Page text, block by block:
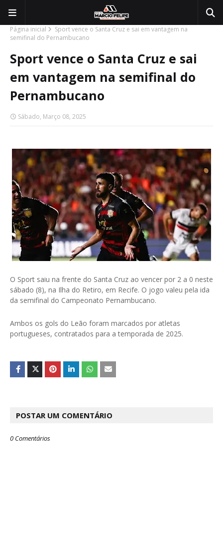
Página inicial
Sport vence o Santa Cruz e sai em vantagem na
semifinal do Pernambucano
Sport vence o Santa Cruz e sai
em vantagem na semifinal do
Pernambucano
Sábado, Março 08, 2025
O Sport saiu na frente do Santa Cruz ao vencer por 2 a 0 neste
sábado (8), na Ilha do Retiro, em Recife. O jogo valeu pela ida
da semifinal do Campeonato Pernambucano.
Ambos os gols do Leão foram marcados por atletas
portugueses, contratados para a temporada de 2025.
POSTAR UM COMENTÁRIO
0 Comentários